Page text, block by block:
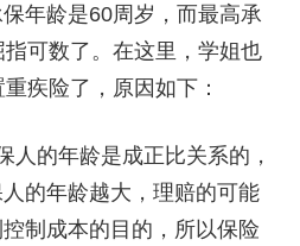
年龄是60周岁，而最高承
可数了。在这里，学姐也
疾险了，原因如下：
人的年龄是成正比关系的，
的年龄越大，理赔的可能
制成本的目的，所以保险